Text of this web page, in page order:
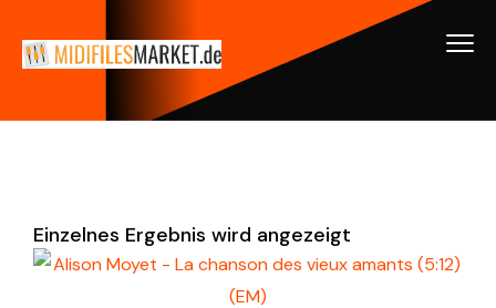
Einzelnes Ergebnis wird angezeigt